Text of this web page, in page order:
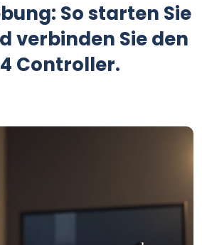
So starten Sie
verbinden Sie den
Controller.